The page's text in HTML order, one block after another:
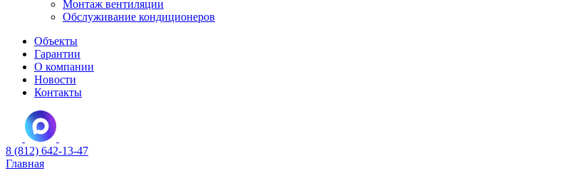
Монтаж вентиляции
Обслуживание кондиционеров
Объекты
Гарантии
О компании
Новости
Контакты
8 (812) 642-13-47
Главная